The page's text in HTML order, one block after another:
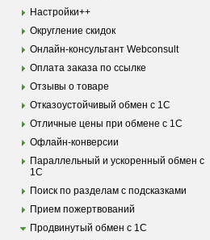
Настройки++
Округление скидок
Онлайн-консультант Webconsult
Оплата заказа по ссылке
Отзывы о товаре
Отказоустойчивый обмен с 1С
Отличные цены при обмене с 1С
Офлайн-конверсии
Параллельный и ускоренный обмен с
1С
Поиск по разделам с подсказками
Прием пожертвований
Продвинутый обмен с 1С